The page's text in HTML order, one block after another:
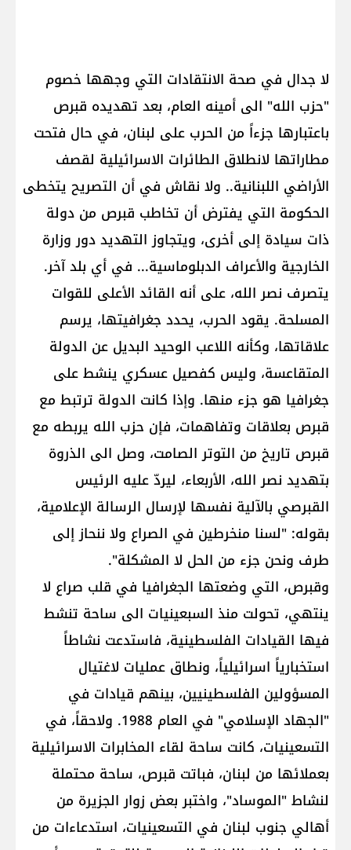
لا جدال في صحة الانتقادات التي وجهها خصوم
"حزب الله" الى أمينه العام، بعد تهديده قبرص
باعتبارها جزءاً من الحرب على لبنان، في حال فتحت
مطاراتها لانطلاق الطائرات الاسرائيلية لقصف
الأراضي اللبنانية.. ولا نقاش في أن التصريح يتخطى
الحكومة التي يفترض أن تخاطب قبرص من دولة
ذات سيادة إلى أخرى، ويتجاوز التهديد دور وزارة
الخارجية والأعراف الدبلوماسية... في أي بلد آخر.
يتصرف نصر الله، على أنه القائد الأعلى للقوات
المسلحة. يقود الحرب، يحدد جغرافيتها، يرسم
علاقاتها، وكأنه اللاعب الوحيد البديل عن الدولة
المتقاعسة، وليس كفصيل عسكري ينشط على
جغرافيا هو جزء منها. وإذا كانت الدولة ترتبط مع
قبرص بعلاقات وتفاهمات، فإن حزب الله يربطه مع
قبرص تاريخ من التوتر الصامت، وصل الى الذروة
بتهديد نصر الله، الأربعاء، ليردّ عليه الرئيس
القبرصي بالآلية نفسها لإرسال الرسالة الإعلامية،
بقوله: "لسنا منخرطين في الصراع ولا ننحاز إلى
طرف ونحن جزء من الحل لا المشكلة".
وقبرص، التي وضعتها الجغرافيا في قلب صراع لا
ينتهي، تحولت منذ السبعينيات الى ساحة تنشط
فيها القيادات الفلسطينية، فاستدعت نشاطاً
استخبارياً اسرائيلياً، ونطاق عمليات لاغتيال
المسؤولين الفلسطينيين، بينهم قيادات في
"الجهاد الإسلامي" في العام 1988. ولاحقاً، في
التسعينيات، كانت ساحة لقاء المخابرات الاسرائيلية
بعملائها من لبنان، فباتت قبرص، ساحة محتملة
لنشاط "الموساد"، واختبر بعض زوار الجزيرة من
أهالي جنوب لبنان في التسعينيات، استدعاءات من